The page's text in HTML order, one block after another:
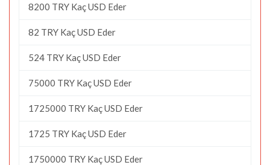
8200 TRY Kaç USD Eder
82 TRY Kaç USD Eder
524 TRY Kaç USD Eder
75000 TRY Kaç USD Eder
1725000 TRY Kaç USD Eder
1725 TRY Kaç USD Eder
1750000 TRY Kaç USD Eder